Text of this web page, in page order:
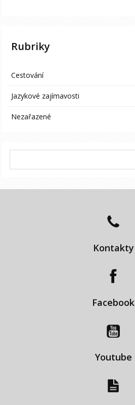
Rubriky
Cestování
Jazykové zajímavosti
Nezařazené
Kontakty
Facebook
Youtube